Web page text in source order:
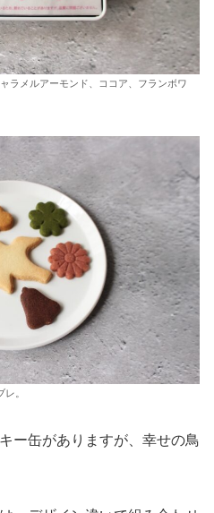
ラメルアーモンド、ココア、フランボワ
。
ー缶がありますが、幸せの鳥